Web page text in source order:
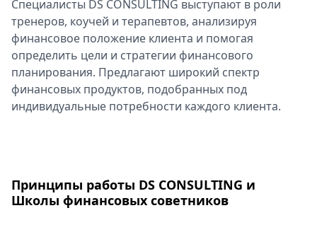
Специалисты DS CONSULTING выступают в роли
тренеров, коучей и терапевтов, анализируя
финансовое положение клиента и помогая
определить цели и стратегии финансового
планирования. Предлагают широкий спектр
финансовых продуктов, подобранных под
индивидуальные потребности каждого клиента.
Принципы работы DS CONSULTING и
Школы финансовых советников